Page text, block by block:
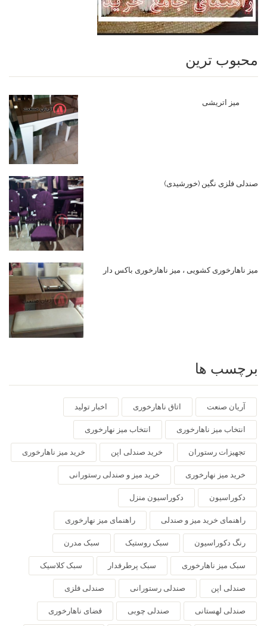
محبوب ترین
میز اتریشی
صندلی فلزی نگین (خورشیدی)
میز ناهارخوری کشویی ، میز ناهارخوری باکس دار
برچسب ها
آریان صنعت اتاق ناهارخوری اخبار تولید
انتخاب میز ناهارخوری انتخاب میز نهارخوری
تجهیزات رستوران خرید صندلی اپن خرید میز ناهارخوری
خرید میز نهارخوری خرید میز و صندلی رستورانی
دکوراسیون دکوراسیون منزل
راهنمای خرید میز و صندلی راهنمای میز نهارخوری
رنگ دکوراسیون سبک روستیک سبک مدرن
سبک میز ناهارخوری سبک پرطرفدار سبک کلاسیک
صندلی اپن صندلی رستورانی صندلی فلزی
صندلی لهستانی صندلی چوبی فضای ناهارخوری